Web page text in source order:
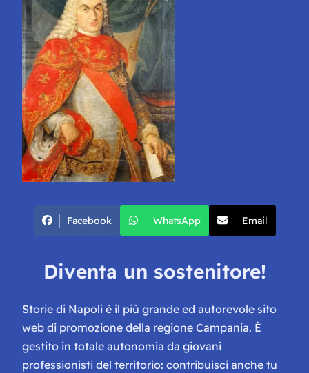
Facebook WhatsApp Email
Diventa un sostenitore!
Storie di Napoli è il più grande ed autorevole sito
web di promozione della regione Campania. È
gestito in totale autonomia da giovani
professionisti del territorio: contribuisci anche tu